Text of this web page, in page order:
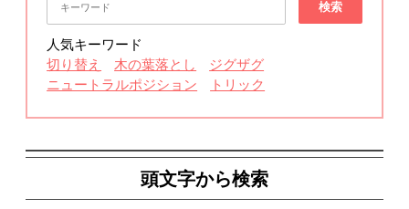
検索
人気キーワード
切り替え
木の葉落とし
ジグザグ
ニュートラルポジション
トリック
頭文字から検索